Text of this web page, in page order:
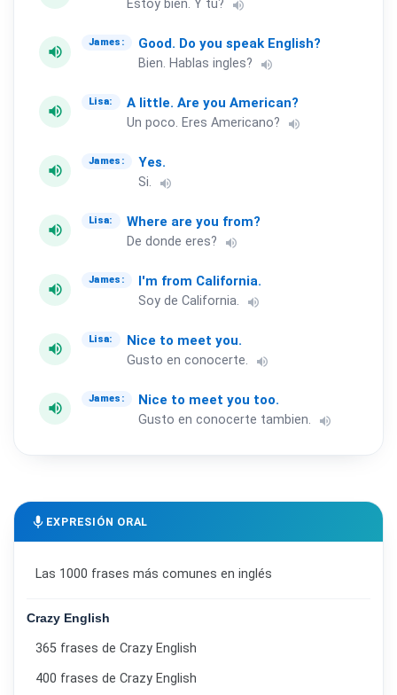
Estoy bien. Y tu? volume_up
volume_up
James: Good. Do you speak English?
Bien. Hablas ingles? volume_up
volume_up
Lisa: A little. Are you American?
Un poco. Eres Americano? volume_up
volume_up
James: Yes.
Si. volume_up
volume_up
Lisa: Where are you from?
De donde eres? volume_up
volume_up
James: I'm from California.
Soy de California. volume_up
volume_up
Lisa: Nice to meet you.
Gusto en conocerte. volume_up
volume_up
James: Nice to meet you too.
Gusto en conocerte tambien. volume_up
mic EXPRESIÓN ORAL
Las 1000 frases más comunes en inglés
Crazy English
365 frases de Crazy English
400 frases de Crazy English